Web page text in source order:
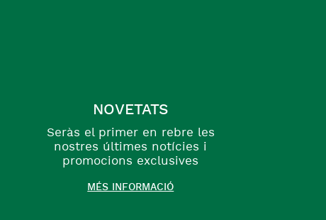
NOVETATS
Seràs el primer en rebre les
nostres últimes notícies i
promocions exclusives
MÉS INFORMACIÓ